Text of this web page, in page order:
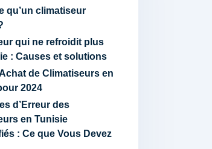
qu’un climatiseur
qui ne refroidit plus
: Causes et solutions
de Climatiseurs en
2024
d’Erreur des
en Tunisie
: Ce que Vous Devez